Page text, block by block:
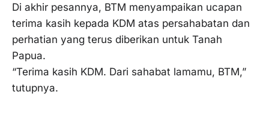
Di akhir pesannya, BTM menyampaikan ucapan
terima kasih kepada KDM atas persahabatan dan
perhatian yang terus diberikan untuk Tanah
Papua.
“Terima kasih KDM. Dari sahabat lamamu, BTM,”
tutupnya.